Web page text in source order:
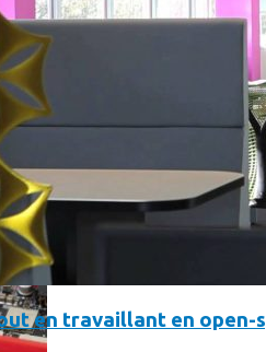
va faire tourner Android sur votre
en travaillant en open-